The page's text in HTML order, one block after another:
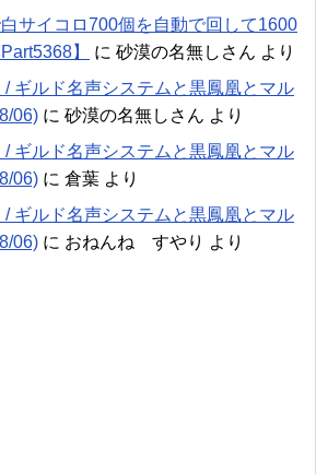
サイコロ700個を自動で回して1600
】
に 砂漠の名無しさん より
ギルド名声システムと黒鳳凰とマル
06) に 砂漠の名無しさん より
ギルド名声システムと黒鳳凰とマル
06) に 倉葉 より
ギルド名声システムと黒鳳凰とマル
06) に おねんね すやり より